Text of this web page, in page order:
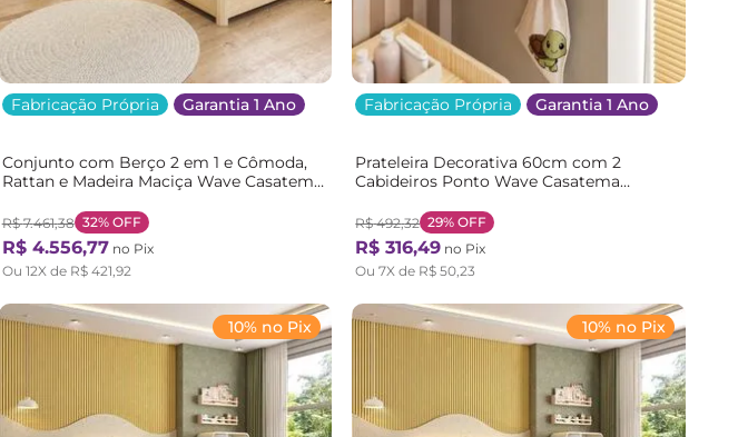
Fabricação Própria Garantia 1 Ano
Conjunto com Berço 2 em 1 e Cômoda,
Rattan e Madeira Maciça Wave Casatema
R$ 7.461,38 32%OFF
R$ 4.556,77no Pix
Ou 12X de R$ 421,92
Fabricação Própria Garantia 1 Ano
Prateleira Decorativa 60cm com 2
Cabideiros Ponto Wave Casatema
R$ 492,32 29% OFF
R$ 316,49 no Pix
Ou7X de R$ 50,23
10% no Pix 10% no Pix